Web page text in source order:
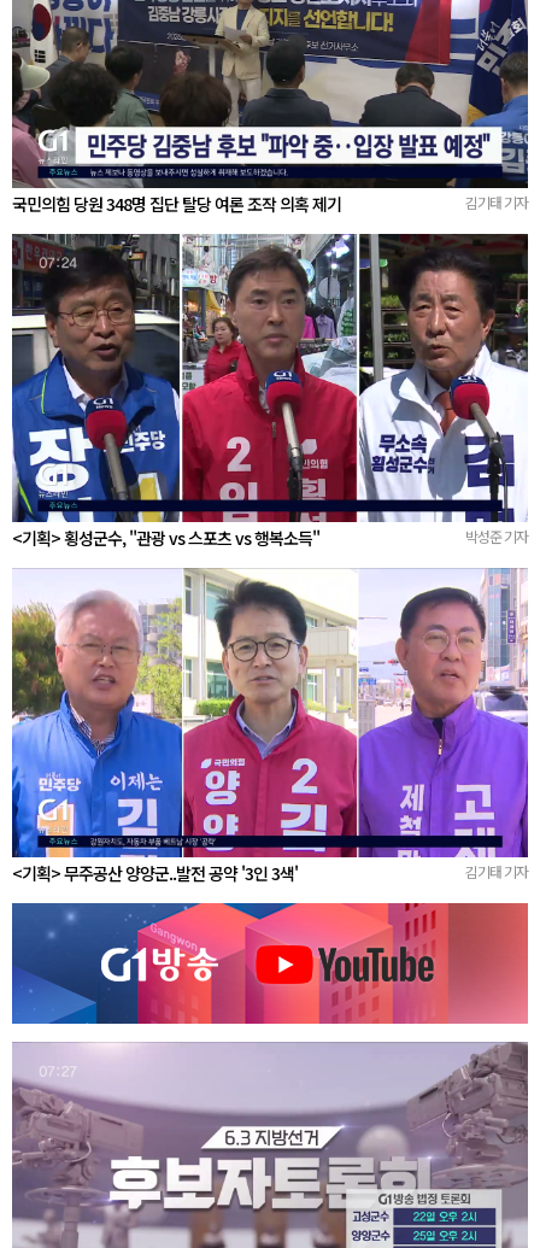
국민의힘 당원 348명 집단 탈당 여론 조작 의혹 제기 김기태 기자
<기획> 횡성군수, "관광 vs 스포츠 vs 행복소득" 박성준 기자
<기획> 무주공산 양양군..발전 공약 '3인 3색' 김기태 기자